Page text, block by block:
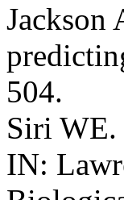
Jackson
504.
Siri WE.
IN: